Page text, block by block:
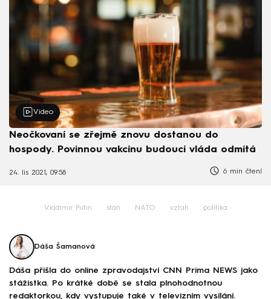
Video
Neočkovaní se zřejmě znovu dostanou do
hospody. Povinnou vakcínu budoucí vláda odmítá
24. lis 2021, 09:58 6 min čtení
Vladimir Putin stan NATO vztah politika
Dáša Šamanová
Dáša přišla do online zpravodajství CNN Prima NEWS jako
stážistka. Po krátké době se stala plnohodnotnou
redaktorkou, kdy vystupuje také v televizním vysílání.